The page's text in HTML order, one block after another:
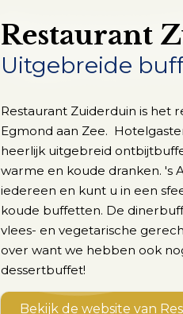
Restaurant
Uitgebreide
Restaurant Zuiderduin is het
Egmond aan Zee.
heerlijk uitgebreid
warme en koude dranken. 's
iedereen en kunt u in een
koude buffetten. De
vlees- en vegetarische
over want we hebben ook
dessertbuffet!
Bekijk de website van